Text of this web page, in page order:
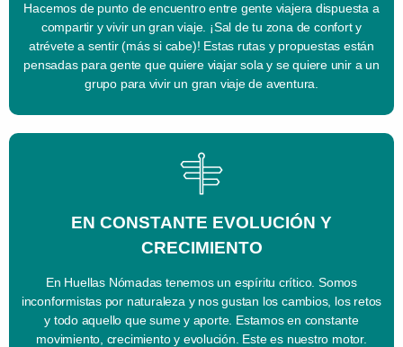
Hacemos de punto de encuentro entre gente viajera dispuesta a
compartir y vivir un gran viaje. ¡Sal de tu zona de confort y
atrévete a sentir (más si cabe)! Estas rutas y propuestas están
pensadas para gente que quiere viajar sola y se quiere unir a un
grupo para vivir un gran viaje de aventura.
EN CONSTANTE EVOLUCIÓN Y
CRECIMIENTO
En Huellas Nómadas tenemos un espíritu crítico. Somos
inconformistas por naturaleza y nos gustan los cambios, los retos
y todo aquello que sume y aporte. Estamos en constante
movimiento, crecimiento y evolución. Este es nuestro motor.